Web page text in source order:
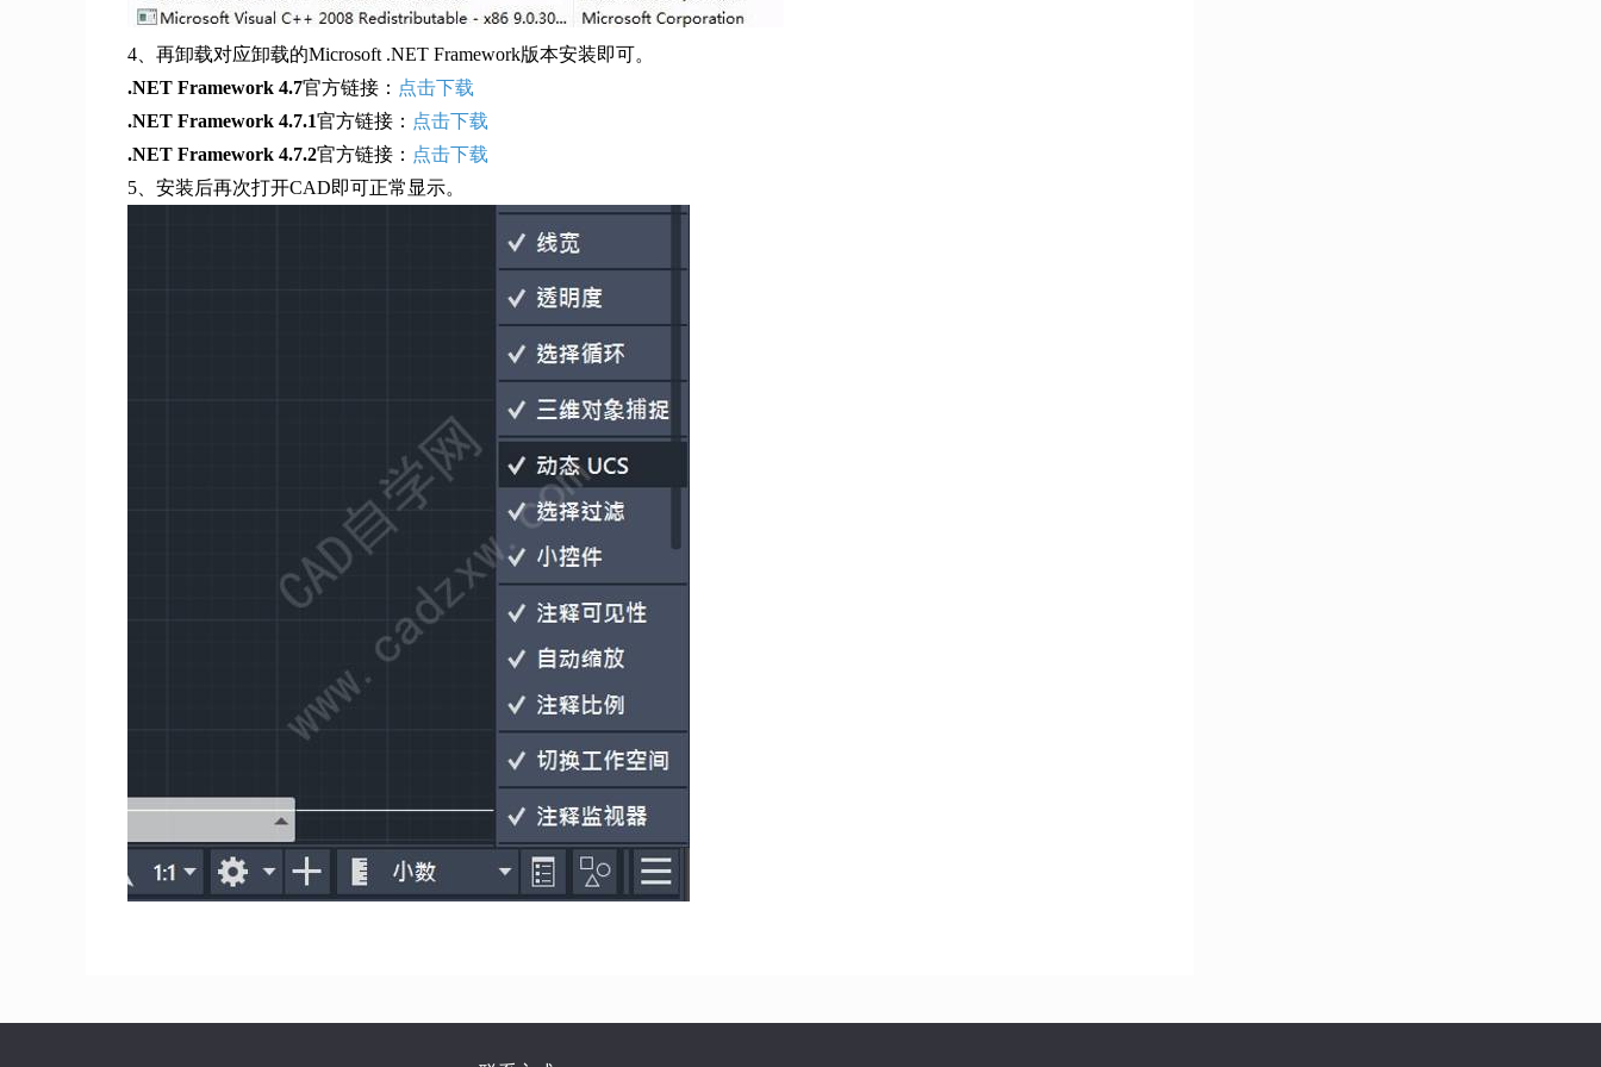
4、再卸载对应卸载的Microsoft .NET Framework版本安装即可。
.NET Framework 4.7官方链接： 点击下载
.NET Framework 4.7.1官方链接： 点击下载
.NET Framework 4.7.2官方链接： 点击下载
5、安装后再次打开CAD即可正常显示。